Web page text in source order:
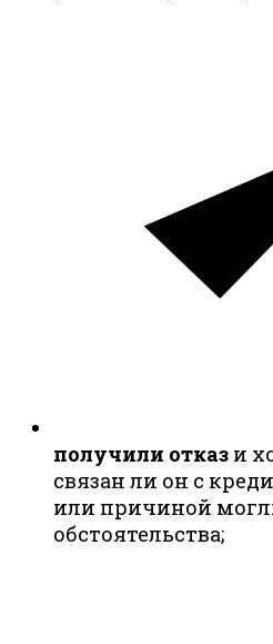
получили отказ и
связан ли он с
или причиной
обстоятельства;